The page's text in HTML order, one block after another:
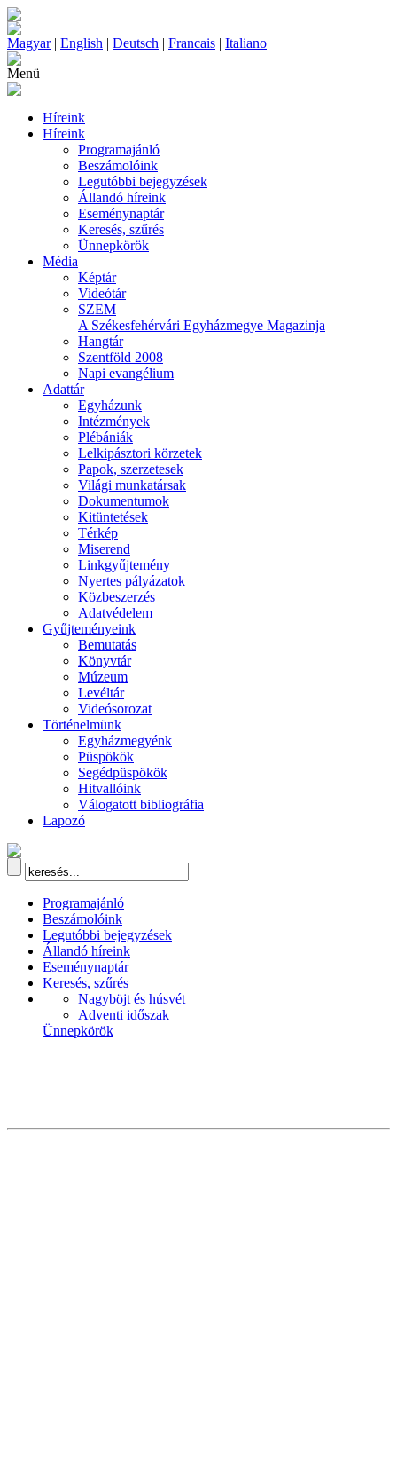
Magyar| English | Deutsch | Francais | Italiano
Menü
Híreink
Híreink
Programajánló
Beszámolóink
Legutóbbi bejegyzések
Állandó híreink
Eseménynaptár
Keresés, szűrés
Ünnepkörök
Média
Képtár
Videótár
SZEM
A Székesfehérvári Egyházmegye Magazinja
Hangtár
Szentföld 2008
Napi evangélium
Adattár
Egyházunk
Intézmények
Plébániák
Lelkipásztori körzetek
Papok, szerzetesek
Világi munkatársak
Dokumentumok
Kitüntetések
Térkép
Miserend
Linkgyűjtemény
Nyertes pályázatok
Közbeszerzés
Adatvédelem
Gyűjteményeink
Bemutatás
Könyvtár
Múzeum
Levéltár
Videósorozat
Történelmünk
Egyházmegyénk
Püspökök
Segédpüspökök
Hitvallóink
Válogatott bibliográfia
Lapozó
Programajánló
Beszámolóink
Legutóbbi bejegyzések
Állandó híreink
Eseménynaptár
Keresés, szűrés
Nagyböjt és húsvét
Adventi időszak
Ünnepkörök